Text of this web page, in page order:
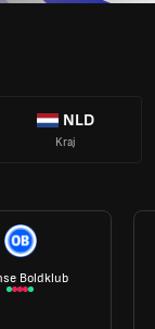
NLD
Kraj
Boldklub